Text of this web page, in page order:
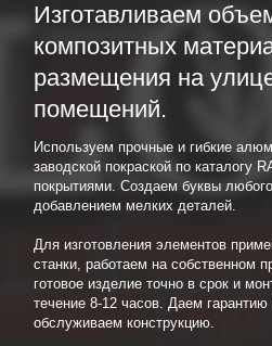
Изготавливаем
композитных
размещения на
помещений.
Используем прочные и гибкие
заводской покраской по каталогу
покрытиями. Создаем буквы
добавлением мелких деталей.
Для изготовления элементов
станки, работаем на собственном
готовое изделие точно в срок и
течение 8-12 часов. Даем
обслуживаем конструкцию.